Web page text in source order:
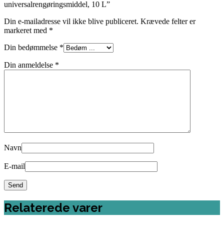
universalrengøringsmiddel, 10 L”
Din e-mailadresse vil ikke blive publiceret. Krævede felter er
markeret med *
Din bedømmelse *
Din anmeldelse *
Navn
E-mail
Relaterede varer